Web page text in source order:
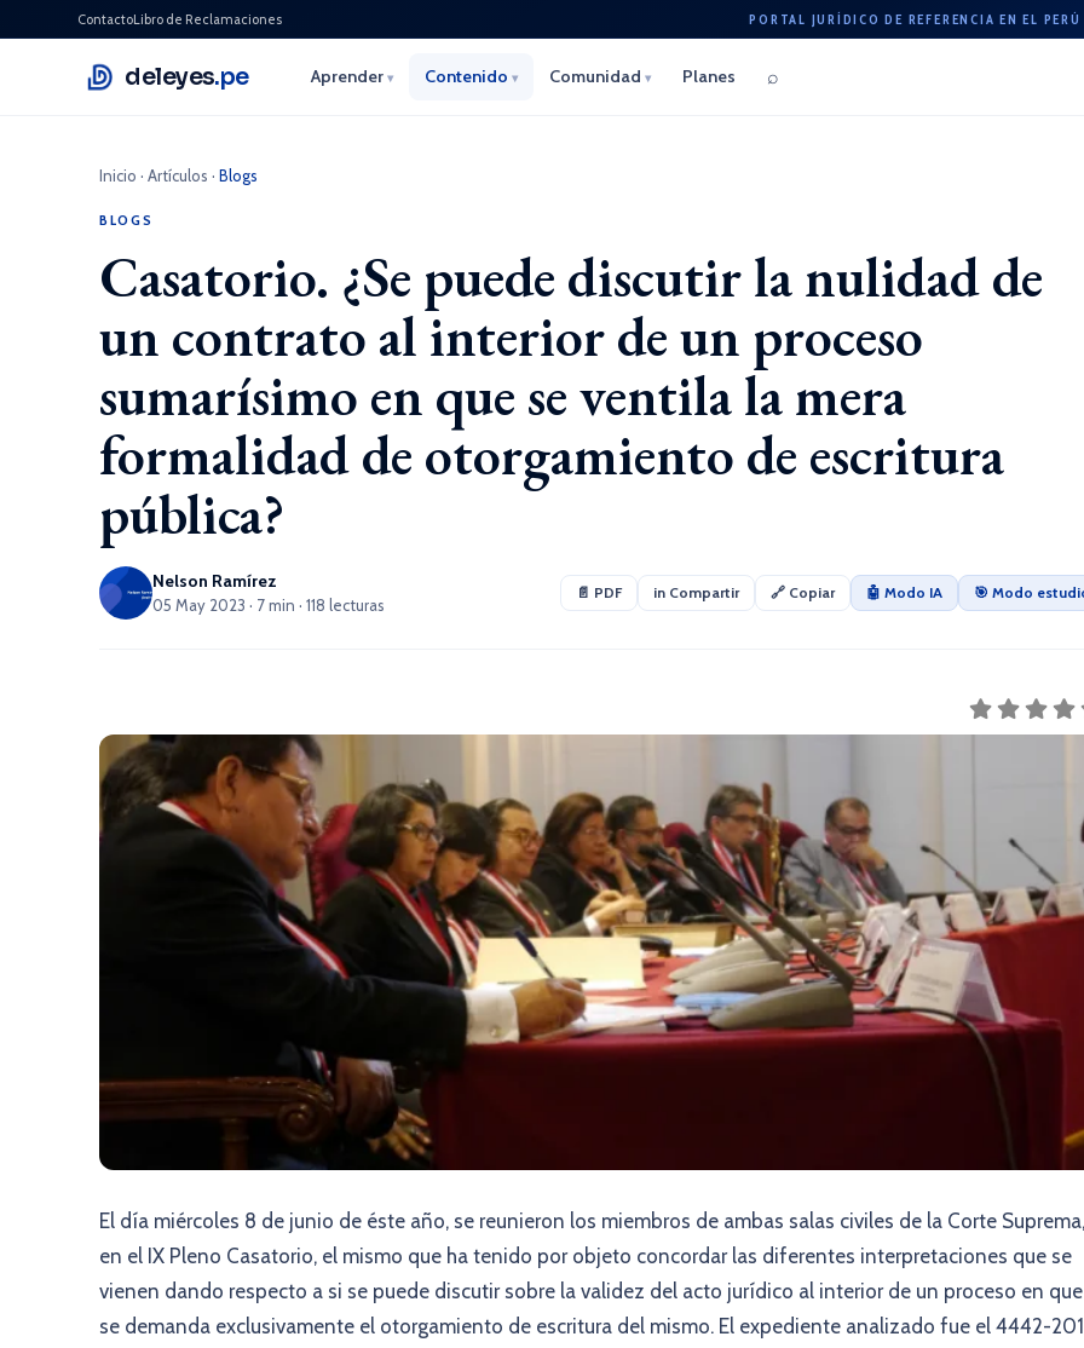
ContactoLibro de Reclamaciones PORTAL JURÍDICO DE REFERENCIA EN EL PERÚ
deleyes.pe Aprender ▾ Contenido ▾ Comunidad ▾ Planes ⌕
Inicio · Artículos · Blogs
BLOGS
Casatorio. ¿Se puede discutir la nulidad de
un contrato al interior de un proceso
sumarísimo en que se ventila la mera
formalidad de otorgamiento de escritura
pública?
Nelson Ramírez
05 May 2023 · 7 min · 118 lecturas
📄 PDF in Compartir 🔗 Copiar 🤖 Modo IA 🎯 Modo
El día miércoles 8 de junio de éste año, se reunieron los miembros de ambas salas civiles de la Corte Suprema,
en el IX Pleno Casatorio, el mismo que ha tenido por objeto concordar las diferentes interpretaciones que se
vienen dando respecto a si se puede discutir sobre la validez del acto jurídico al interior de un proceso en que
se demanda exclusivamente el otorgamiento de escritura del mismo. El expediente analizado fue el 4442-